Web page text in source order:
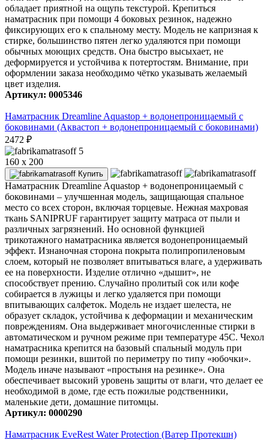
обладает приятной на ощупь текстурой. Крепиться
наматрасник при помощи 4 боковых резинок, надежно
фиксирующих его к спальному месту. Модель не капризная к
стирке, большинство пятен легко удаляются при помощи
обычных моющих средств. Она быстро высыхает, не
деформируется и устойчива к потертостям. Внимание, при
оформлении заказа необходимо чётко указывать желаемый
цвет изделия.
Артикул: 0005346
Наматрасник Dreamline Aquastop + водонепроницаемый с
боковинами (Аквастоп + водонепроницаемый с боковинами)
2472 ₽
5
160 x 200
Купить
Наматрасник Dreamline Aquastop + водонепроницаемый с
боковинами – улучшенная модель, защищающая спальное
место со всех сторон, включая торцевые. Нежная махровая
ткань SANIPRUF гарантирует защиту матраса от пыли и
различных загрязнений. Но основной функцией
трикотажного наматрасника является водонепроницаемый
эффект. Изнаночная сторона покрыта полипропиленовым
слоем, который не позволяет впитываться влаге, а удерживать
ее на поверхности. Изделие отлично «дышит», не
способствует прению. Случайно пролитый сок или кофе
собирается в лужицы и легко удаляется при помощи
впитывающих салфеток. Модель не издает шелеста, не
образует складок, устойчива к деформации и механическим
повреждениям. Она выдерживает многочисленные стирки в
автоматическом и ручном режиме при температуре 45С. Чехол
наматрасника крепится на базовый спальный модуль при
помощи резинки, вшитой по периметру по типу «юбочки».
Модель иначе называют «простыня на резинке». Она
обеспечивает высокий уровень защиты от влаги, что делает ее
необходимой в доме, где есть пожилые родственники,
маленькие дети, домашние питомцы.
Артикул: 0000290
Наматрасник EveRest Water Protection (Ватер Протекшн)